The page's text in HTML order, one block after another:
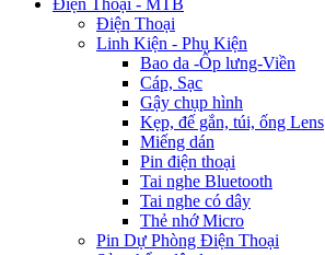
Điện Thoại
Linh Kiện - Phụ Kiện
Bao da -Ốp lưng-Viền
Cáp, Sạc
Gậy chụp hình
Kẹp, đế gắn, túi, ống Lens
Miếng dán
Pin điện thoại
Tai nghe Bluetooth
Tai nghe có dây
Thẻ nhớ Micro
Pin Dự Phòng Điện Thoại